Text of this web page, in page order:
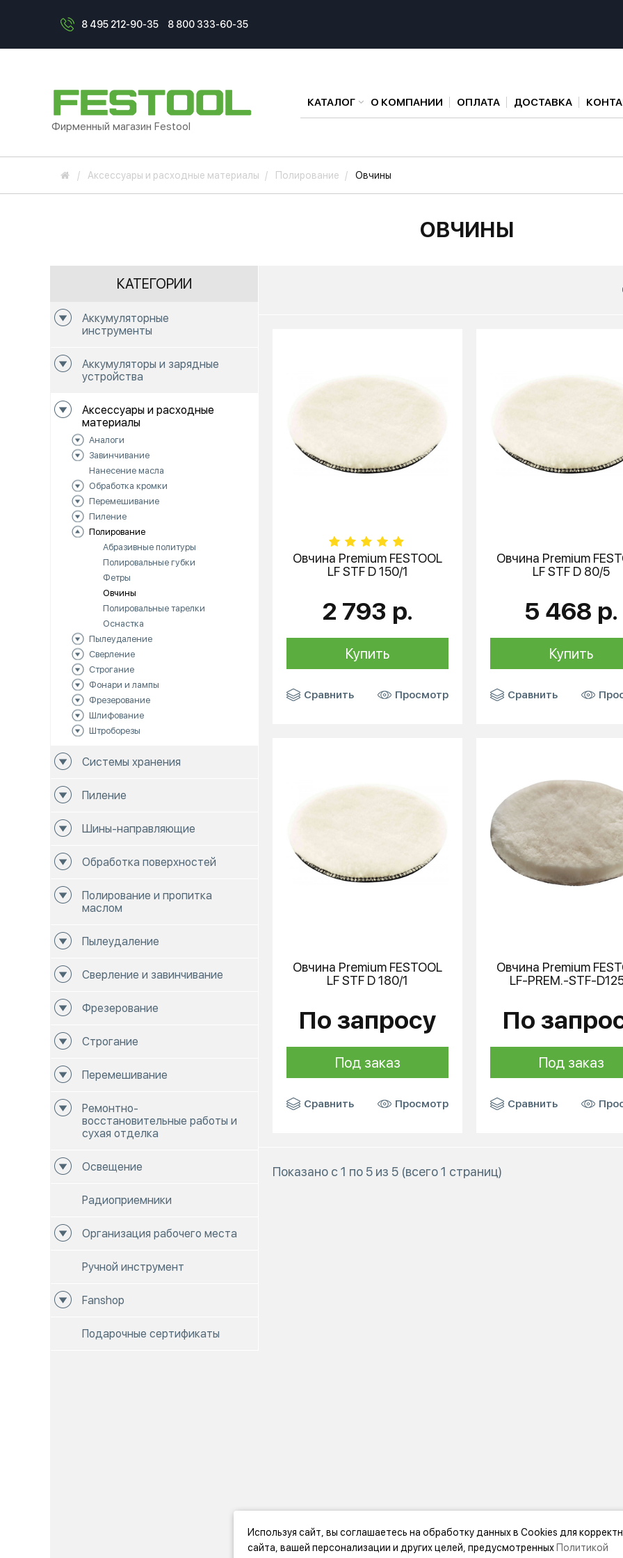
8 495 212-90-35 8 800 333-60-35
Фирменный магазин Festool
КАТАЛОГ О КОМПАНИИ ОПЛАТА ДОСТАВКА
Аксессуары и расходные материалы Полирование Овчины
ОВЧИНЫ
КАТЕГОРИИ
Аккумуляторные
инструменты
Аккумуляторы и зарядные
устройства
Аксессуары и расходные
материалы
Аналоги
Завинчивание
Нанесение масла
Обработка кромки
Перемешивание
Пиление
Полирование
Абразивные политуры
Полировальные губки
Фетры
Овчины
Полировальные тарелки
Оснастка
Пылеудаление
Сверление
Строгание
Фонари и лампы
Фрезерование
Шлифование
Штроборезы
Системы хранения
Пиление
Шины-направляющие
Обработка поверхностей
Полирование и пропитка
маслом
Пылеудаление
Сверление и завинчивание
Фрезерование
Строгание
Перемешивание
Ремонтно-
восстановительные работы и
сухая отделка
Освещение
Радиоприемники
Организация рабочего места
Ручной инструмент
Fanshop
Подарочные сертификаты
Овчина Premium FESTOOL
LF STF D 150/1
2 793 р.
Купить
Сравнить Просмотр
Овчина Premium
LF STF D 80/5
5 468 р.
Купить
Сравнить
Овчина Premium FESTOOL
LF STF D 180/1
По запросу
Под заказ
Сравнить Просмотр
Овчина Premium
LF-PREM.-STF-
По
Под заказ
Сравнить
Показано с 1 по 5 из 5 (всего 1 страниц)
Используя сайт, вы соглашаетесь на обработку данных в Cookies для
сайта, вашей персонализации и других целей, предусмотренных Политикой